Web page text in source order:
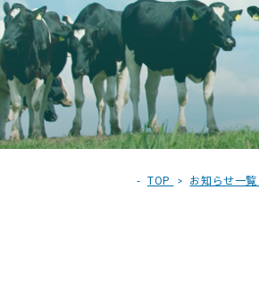
TOP お知らせ一覧